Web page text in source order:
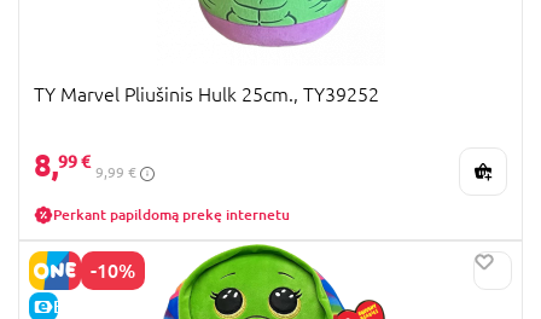
TY Marvel Pliušinis Hulk 25cm., TY39252
8,99 €
9,99 €
Perkant papildomą prekę internetu
-10%
E-KAINA